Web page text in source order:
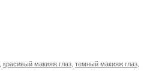
красивый макияж глаз темный макияж глаз